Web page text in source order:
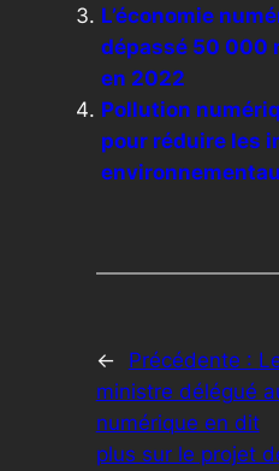
L’économie
dépassé 50 000
en 2022
Pollution
pour réduire les
← Précédente :
ministre délégué
numérique en dit
plus sur le projet